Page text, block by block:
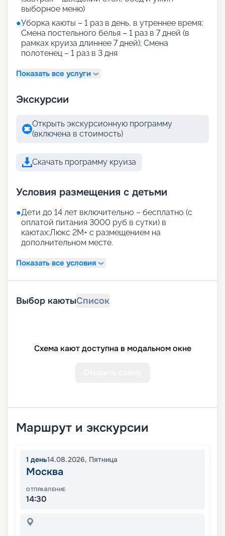
выборное меню)
●Уборка каюты – 1 раз в день, в утреннее время;
Смена постельного белья – 1 раз в 7 дней (в
рамках круиза длиннее 7 дней); Смена
полотенец – 1 раз в 3 дня
Показать все услуги
Экскурсии
Открыть экскурсионную программу
(включена в стоимость)
Скачать программу круиза
Условия размещения с детьми
●Дети до 14 лет включительно – бесплатно (с
оплатой питания 3000 руб в сутки) в
каютах:Люкс 2М+ с размещением на
дополнительном месте.
Показать все условия
Выбор каютыСписок
Схема кают доступна в модальном окне
Маршрут и экскурсии
1 день14.08.2026, Пятница
Москва
ОТПРАВЛЕНИЕ
14:30